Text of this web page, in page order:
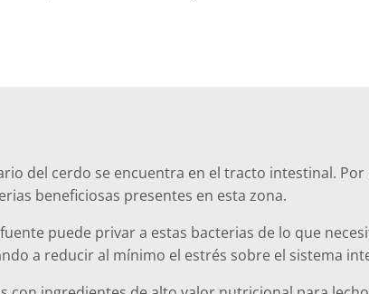
del cerdo se encuentra en el tracto intestinal.
beneficiosas presentes en esta zona.
puede privar a estas bacterias de lo que
a reducir al mínimo el estrés sobre el sistema